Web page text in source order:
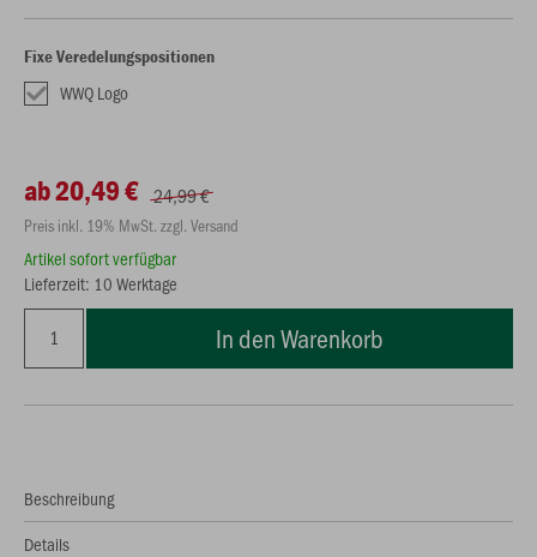
Fixe Veredelungspositionen
WWQ Logo
ab 20,49 € 24,99 €
Preis inkl. 19% MwSt. zzgl. Versand
Artikel sofort verfügbar
Lieferzeit: 10 Werktage
In den Warenkorb
Beschreibung
Details